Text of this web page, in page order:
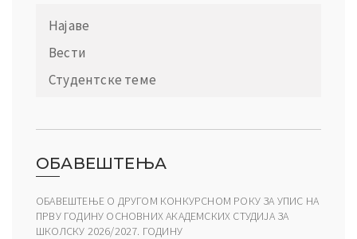
Најаве
Вести
Студентске теме
ОБАВЕШТЕЊА
ОБАВЕШТЕЊЕ О ДРУГОМ КОНКУРСНОМ РОКУ ЗА УПИС НА
ПРВУ ГОДИНУ ОСНОВНИХ АКАДЕМСКИХ СТУДИЈА ЗА
ШКОЛСКУ 2026/2027. ГОДИНУ